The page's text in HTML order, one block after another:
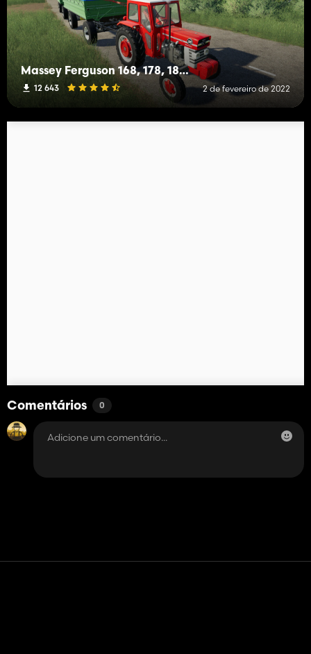
Massey Ferguson 168, 178, 188 4x4
12 643 2 de fevereiro de 2022
Comentários 0